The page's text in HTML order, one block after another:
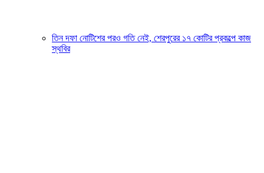
তিন দফা নোটিশের পরও গতি নেই, শেরপুরের ১৭ কোটির প্রকল্পে কাজ
স্থবির